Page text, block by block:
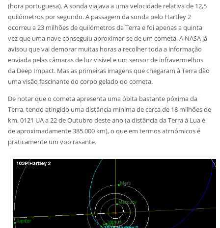
(hora portuguesa). A sonda viajava a uma velocidade relativa de 12,5
quilómetros por segundo. A passagem da sonda pelo Hartley 2
ocorreu a 23 milhões de quilómetros da Terra e foi apenas a quinta
vez que uma nave conseguiu aproximar-se de um cometa. A NASA já
avisou que vai demorar muitas horas a recolher toda a informação
enviada pelas câmaras de luz visível e um sensor de infravermelhos
da Deep Impact. Mas as primeiras imagens que chegaram à Terra dão
uma visão fascinante do corpo gelado do cometa.
De notar que o cometa apresenta uma óbita bastante póxima da
Terra, tendo atingido uma distância mínima de cerca de 18 milhões de
km, 0121 UA a 22 de Outubro deste ano (a distância da Terra à Lua é
de aproximadamente 385.000 km), o que em termos atrnómicos é
praticamente um voo rasante.